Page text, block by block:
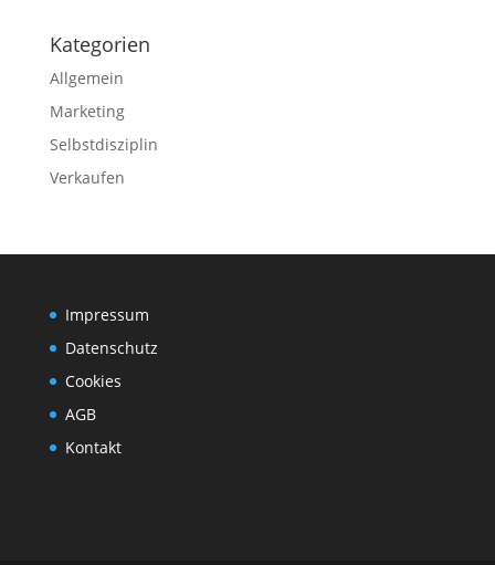
Kategorien
Allgemein
Marketing
Selbstdisziplin
Verkaufen
Impressum
Datenschutz
Cookies
AGB
Kontakt